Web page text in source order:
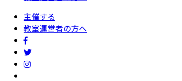
主催する
教室運営者の方へ